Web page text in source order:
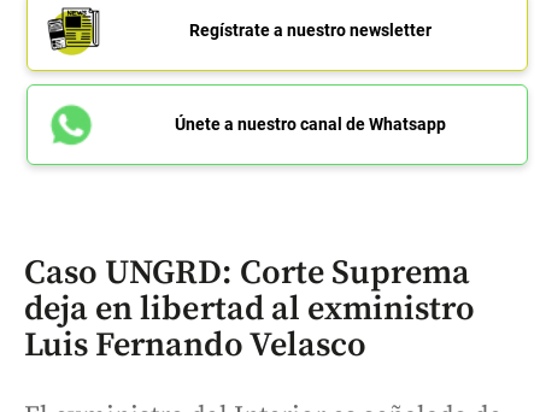
Regístrate a nuestro newsletter
Únete a nuestro canal de Whatsapp
Caso UNGRD: Corte Suprema
deja en libertad al exministro
Luis Fernando Velasco